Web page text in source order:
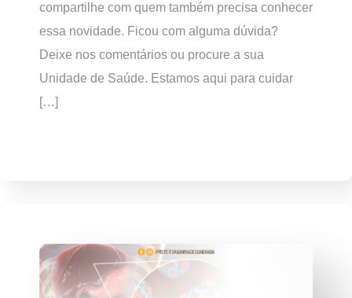
compartilhe com quem também precisa conhecer
essa novidade. Ficou com alguma dúvida?
Deixe nos comentários ou procure a sua
Unidade de Saúde. Estamos aqui para cuidar
[…]